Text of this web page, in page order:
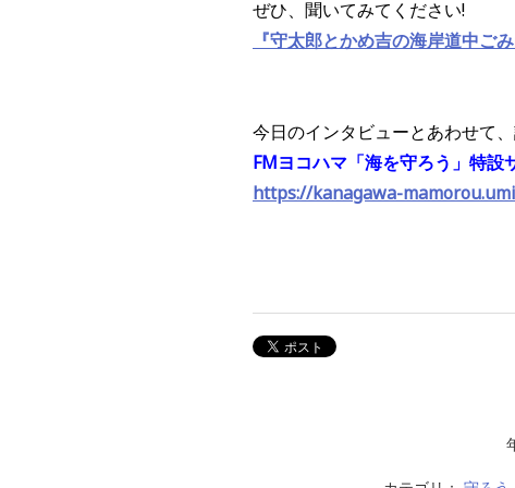
ぜひ、聞いてみてください!
『守太郎とかめ吉の海岸道中ごみ
今日のインタビューとあわせて
FMヨコハマ「海を守ろう」特設
https://kanagawa-